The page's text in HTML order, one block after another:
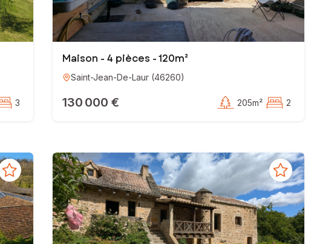
3
Maison - 4 pièces - 120m²
Saint-Jean-De-Laur (46260)
130 000 € 205m² 2